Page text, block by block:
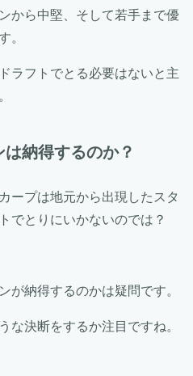
から中堅、そして若手まで優
。
ラフトでとる必要はないと主
納得するのか？
ープは地元から出現したスタ
でとりにいかないのでは？
が納得するのかは疑問です。
な決断をするか注目ですね。